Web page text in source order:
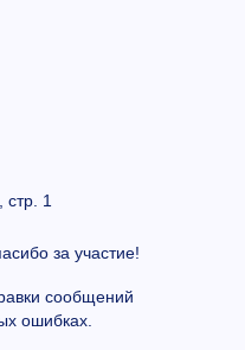
1
за участие!
сообщений
ошибках.